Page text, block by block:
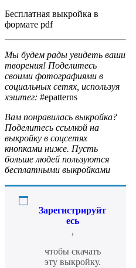
Бесплатная выкройка в
формате pdf
Мы будем рады увидеть ваши
творения! Поделитесь
своими фотографиями в
социальных сетях, используя
хэштег: #epatterns
Вам понравилась выкройка?
Поделитесь ссылкой на
выкройку в соцсетях
кнопками ниже. Пусть
больше людей пользуются
бесплатными выкройками
Зарегистрируйт
есь
,
чтобы скачать
эту выкройку.